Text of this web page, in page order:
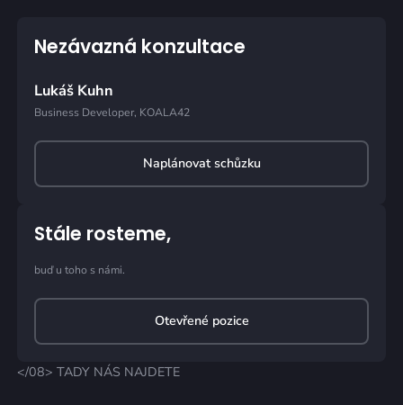
</08> TADY NÁS NAJDETE
Nezávazná konzultace
Lukáš Kuhn
Business Developer, KOALA42
Naplánovat schůzku
Stále rosteme,
buď u toho s námi.
Otevřené pozice